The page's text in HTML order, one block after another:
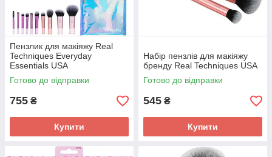
Пензлик для макіяжу Real
Techniques Everyday
Essentials USA
Готово до відправки
755 ₴
Купити
Набір пензлів для макіяжу
бренду Real Techniques USA
Готово до відправки
545 ₴
Купити